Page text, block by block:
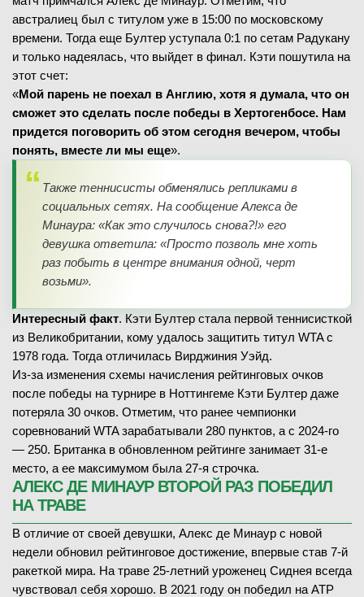
австралиец был с титулом уже в 15:00 по московскому
времени. Тогда еще Бултер уступала 0:1 по сетам Радукану
и только надеялась, что выйдет в финал. Кэти пошутила на
этот счет:
«Мой парень не поехал в Англию, хотя я думала, что он
сможет это сделать после победы в Хертогенбосе. Нам
придется поговорить об этом сегодня вечером, чтобы
понять, вместе ли мы еще».
Также теннисисты обменялись репликами в
социальных сетях. На сообщение Алекса де
Минаура: «Как это случилось снова?!» его
девушка ответила: «Просто позволь мне хоть
раз побыть в центре внимания одной, черт
возьми».
Интересный факт. Кэти Бултер стала первой теннисисткой
из Великобритании, кому удалось защитить титул WTA c
1978 года. Тогда отличилась Вирджиния Уэйд.
Из-за изменения схемы начисления рейтинговых очков
после победы на турнире в Ноттингеме Кэти Бултер даже
потеряла 30 очков. Отметим, что ранее чемпионки
соревнований WTA зарабатывали 280 пунктов, а с 2024-го
— 250. Британка в обновленном рейтинге занимает 31-е
место, а ее максимумом была 27-я строчка.
АЛЕКС ДЕ МИНАУР ВТОРОЙ РАЗ ПОБЕДИЛ
НА ТРАВЕ
В отличие от своей девушки, Алекс де Минаур с новой
недели обновил рейтинговое достижение, впервые став 7-й
ракеткой мира. На траве 25-летний уроженец Сиднея всегда
чувствовал себя хорошо. В 2021 году он победил на ATP